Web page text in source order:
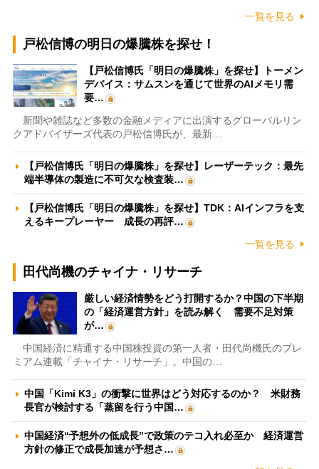
一覧を見る
戸松信博の明日の爆騰株を探せ！
【戸松信博氏「明日の爆騰株」を探せ】トーメン
デバイス：サムスンを通じて世界のAIメモリ需
要…
新聞や雑誌など多数の金融メディアに出演するグローバルリン
クアドバイザーズ代表の戸松信博氏が、最新…
【戸松信博氏「明日の爆騰株」を探せ】レーザーテック：最先
端半導体の製造に不可欠な検査装…
【戸松信博氏「明日の爆騰株」を探せ】TDK：AIインフラを支
えるキープレーヤー 成長の再評…
一覧を見る
田代尚機のチャイナ・リサーチ
厳しい経済情勢をどう打開するか？中国の下半期
の「経済運営方針」を読み解く 需要不足対策
が…
中国経済に精通する中国株投資の第一人者・田代尚機氏のプレ
ミアム連載「チャイナ・リサーチ」。中国の…
中国「Kimi K3」の衝撃に世界はどう対応するのか？ 米財務
長官が検討する「蒸留を行う中国…
中国経済“予想外の低成長”で政策のテコ入れ必至か 経済運営
方針の修正で成長加速が予想さ…